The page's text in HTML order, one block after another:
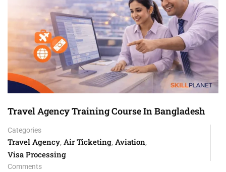
Travel Agency Training Course In Bangladesh
Categories
Travel Agency, Air Ticketing, Aviation,
Visa Processing
Comments